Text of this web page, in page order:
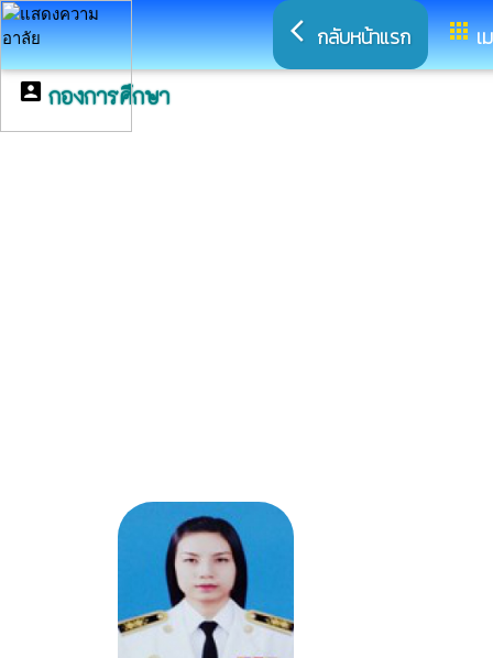
arrow_back_ios กลับหน้าแรก appsเ
account_box กองการศึกษา